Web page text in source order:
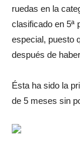
ruedas en la
clasificado en 5ª
especial, puesto
después de
Ésta ha sido la
de 5 meses sin